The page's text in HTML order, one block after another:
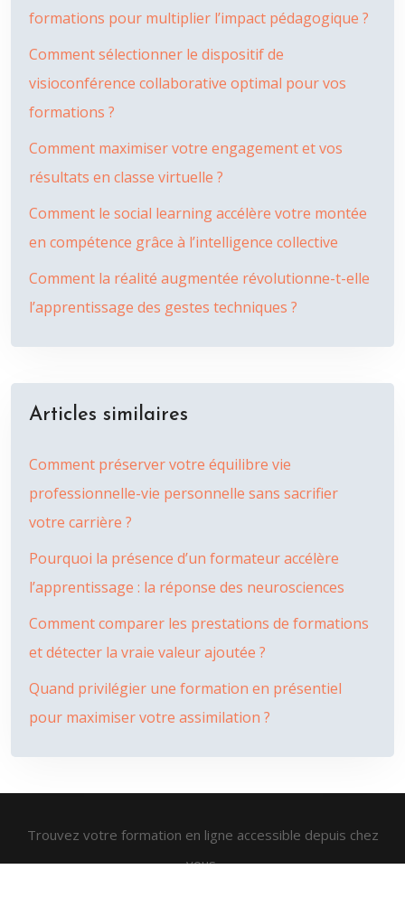
formations pour multiplier l’impact pédagogique ?
Comment sélectionner le dispositif de
visioconférence collaborative optimal pour vos
formations ?
Comment maximiser votre engagement et vos
résultats en classe virtuelle ?
Comment le social learning accélère votre montée
en compétence grâce à l’intelligence collective
Comment la réalité augmentée révolutionne-t-elle
l’apprentissage des gestes techniques ?
Articles similaires
Comment préserver votre équilibre vie
professionnelle-vie personnelle sans sacrifier
votre carrière ?
Pourquoi la présence d’un formateur accélère
l’apprentissage : la réponse des neurosciences
Comment comparer les prestations de formations
et détecter la vraie valeur ajoutée ?
Quand privilégier une formation en présentiel
pour maximiser votre assimilation ?
Trouvez votre formation en ligne accessible depuis chez
vous.